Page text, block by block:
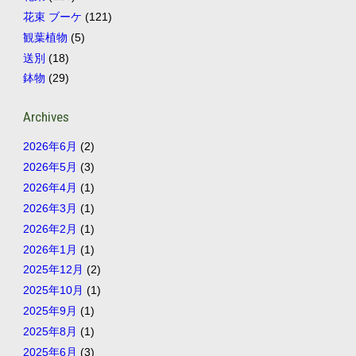
花束 ブーケ (121)
観葉植物 (5)
送別 (18)
鉢物 (29)
Archives
2026年6月 (2)
2026年5月 (3)
2026年4月 (1)
2026年3月 (1)
2026年2月 (1)
2026年1月 (1)
2025年12月 (2)
2025年10月 (1)
2025年9月 (1)
2025年8月 (1)
2025年6月 (3)